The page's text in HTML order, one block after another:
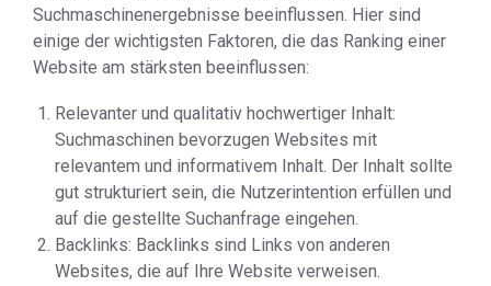
Suchmaschinenergebnisse beeinflussen. Hier sind
einige der wichtigsten Faktoren, die das Ranking einer
Website am stärksten beeinflussen:
Relevanter und qualitativ hochwertiger Inhalt:
Suchmaschinen bevorzugen Websites mit
relevantem und informativem Inhalt. Der Inhalt sollte
gut strukturiert sein, die Nutzerintention erfüllen und
auf die gestellte Suchanfrage eingehen.
Backlinks: Backlinks sind Links von anderen
Websites, die auf Ihre Website verweisen.